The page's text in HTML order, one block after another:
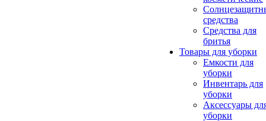
средства
Средства для
бритья
Товары для уборки
Емкости для
уборки
Инвентарь для
уборки
Аксессуары
уборки